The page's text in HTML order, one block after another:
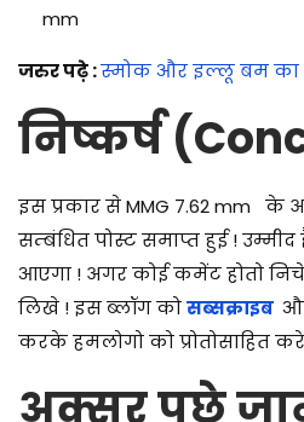
mm
जरुर पढ़े :स्मोक और इल्लू बम का
निष्कर्ष
इस प्रकार से MMG 7.62 mm के
सम्बंधित पोस्ट समाप्त हुई !
आएगा ! अगर कोई कमेंट होतो
लिखे ! इस ब्लॉग कोसब्सक्राइब
करके हमलोगो को प्रोतोसाहित
अक्सर पूछे